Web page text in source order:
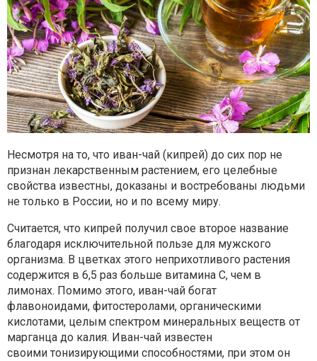
Несмотря на то, что иван-чай (кипрей) до сих пор не
признан лекарственным растением, его целебные
свойства известны, доказаны и востребованы людьми
не только в России, но и по всему миру.
Считается, что кипрей получил свое второе название
благодаря исключительной пользе для мужского
организма. В цветках этого неприхотливого растения
содержится в 6,5 раз больше витамина С, чем в
лимонах. Помимо этого, иван-чай богат
флавоноидами, фитостеролами, органическими
кислотами, целым спектром минеральных веществ от
марганца до калия. Иван-чай известен
своими тонизирующими способностями, при этом он